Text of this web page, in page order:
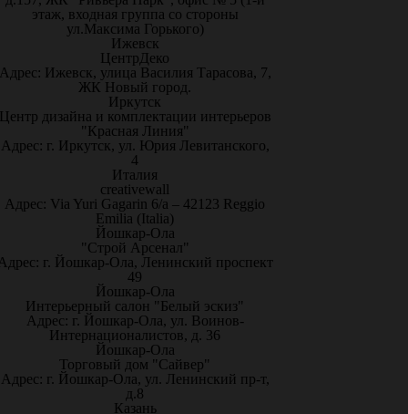
этаж, входная группа со стороны
ул.Максима Горького)
Ижевск
ЦентрДеко
Ижевск, улица Василия Тарасова, 7,
ЖК Новый город.
Иркутск
дизайна и комплектации интерьеров
"Красная Линия"
Адрес: г. Иркутск, ул. Юрия Левитанского,
4
Италия
creativewall
Адрес: Via Yuri Gagarin 6/a – 42123 Reggio
Emilia (Italia)
Йошкар-Ола
"Строй Арсенал"
г. Йошкар-Ола, Ленинский проспект
49
Йошкар-Ола
Интерьерный салон "Белый эскиз"
Адрес: г. Йошкар-Ола, ул. Воинов-
Интернационалистов, д. 36
Йошкар-Ола
Торговый дом "Сайвер"
Адрес: г. Йошкар-Ола, ул. Ленинский пр-т,
д.8
Казань